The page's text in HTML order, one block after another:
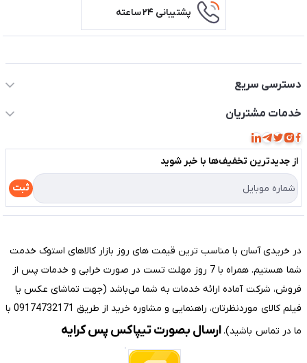
پشتیبانی ۲۴ ساعته
دسترسی سریع
حساب کاربری
مجله فروشگاه
لیست محصولات
درباره ما
تماس با ما
خدمات مشتریان
قوانین و مقررات
حریم خصوصی
راهنما
از جدید‌ترین تخفیف‌ها با‌ خبر شوید
ثبت
در خریدی آسان با مناسب ترین قیمت های روز بازار کالاهای استوک خدمت
شما هستیم. همراه با 7 روز مهلت تست در صورت خرابی و خدمات پس از
فروش، شرکت آماده ارائه خدمات به شما می‌باشد (جهت تماشای عکس یا
فیلم کالای موردنظرتان، راهنمایی و مشاوره خرید از طریق 09174732171 با
ما در تماس باشید).ارسال بصورت تیپاکس پس کرایه